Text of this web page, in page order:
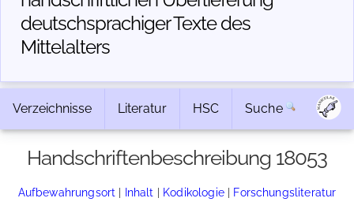
deutschsprachiger Texte des
Mittelalters
Verzeichnisse Literatur HSC Suche
Handschriftenbeschreibung 18053
Aufbewahrungsort | Inhalt | Kodikologie| Forschungsliteratur